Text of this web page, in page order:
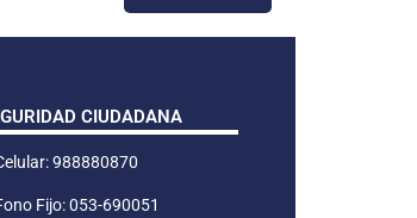
CIUDADANA
988880870
Fijo: 053-690051